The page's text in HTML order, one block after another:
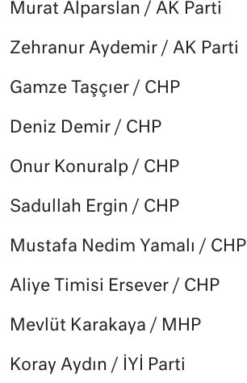
Murat Alparslan / AK Parti
Zehranur Aydemir / AK Parti
Gamze Taşçıer / CHP
Deniz Demir / CHP
Onur Konuralp / CHP
Sadullah Ergin / CHP
Mustafa Nedim Yamalı / CHP
Aliye Timisi Ersever / CHP
Mevlüt Karakaya / MHP
Koray Aydın / İYİ Parti